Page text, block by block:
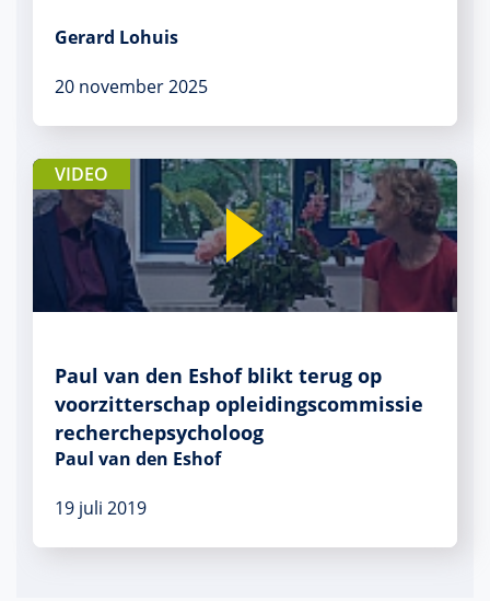
Gerard Lohuis
20 november 2025
VIDEO
Paul van den Eshof blikt terug op
voorzitterschap opleidingscommissie
recherchepsycholoog
Paul van den Eshof
19 juli 2019